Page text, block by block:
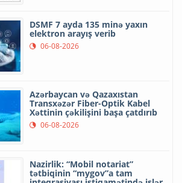
DSMF 7 ayda 135 minə yaxın
elektron arayış verib
06-08-2026
Azərbaycan və Qazaxıstan
Transxəzər Fiber-Optik Kabel
Xəttinin çəkilişini başa çatdırıb
06-08-2026
Nazirlik: “Mobil notariat”
tətbiqinin “mygov”a tam